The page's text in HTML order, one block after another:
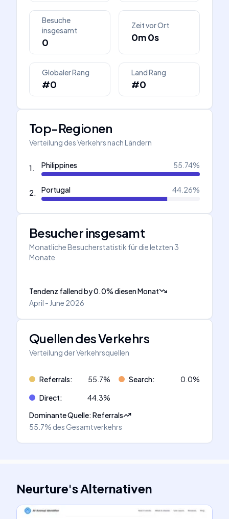
Besuche
insgesamt
0
Zeit vor Ort
0m 0s
Globaler Rang
#0
Land Rang
#0
Top-Regionen
Verteilung des Verkehrs nach Ländern
1. Philippines 55.74%
2. Portugal 44.26%
Besucher insgesamt
Monatliche Besucherstatistik für die letzten 3
Monate
Tendenz fallendby0.0%diesen Monat
April - June 2026
Quellen des Verkehrs
Verteilung der Verkehrsquellen
Referrals: 55.7% Search: 0.0%
Direct: 44.3%
Dominante Quelle:Referrals
55.7% des Gesamtverkehrs
Neurture'sAlternativen